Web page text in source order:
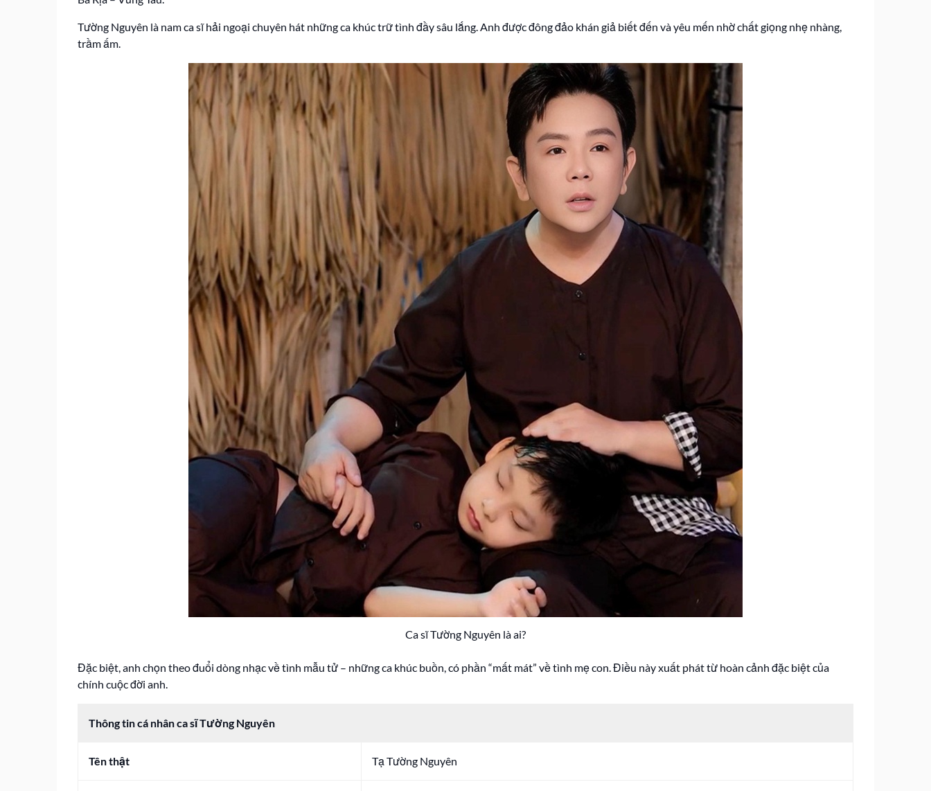
Tường Nguyên là nam ca sĩ hải ngoại chuyên hát những ca khúc trữ tình đầy sâu lắng. Anh được đông đảo khán giả biết đến và yêu mến nhờ chất giọng nhẹ nhàng,
trầm ấm.
Ca sĩ Tường Nguyên là ai?
Đặc biệt, anh chọn theo đuổi dòng nhạc về tình mẫu tử – những ca khúc buồn, có phần “mất mát” về tình mẹ con. Điều này xuất phát từ hoàn cảnh đặc biệt của
chính cuộc đời anh.
Thông tin cá nhân ca sĩ Tường Nguyên
Tên thật Tạ Tường Nguyên